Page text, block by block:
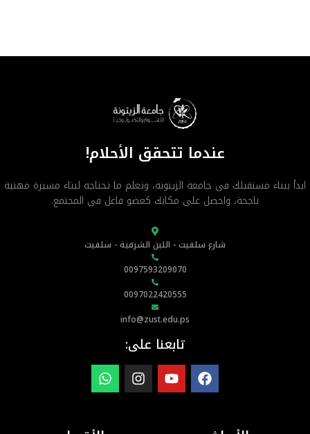
عندما تتحقق الأحلام!
ابدأ ببناء مستقبلك في جامعة الزيتونة، وتعلم ما تحتاجه لبناء مسيرة مهنية
ناجحة، واحصل على مكانك كعضو فاعل في المجتمع.
شارع سلفيت - اللبن الشرقية - سلفيت
0097593209070
0097022420555
info@zust.edu.ps
تابعنا على: